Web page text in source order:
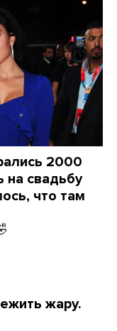
2000
на свадьбу
что там
жару.